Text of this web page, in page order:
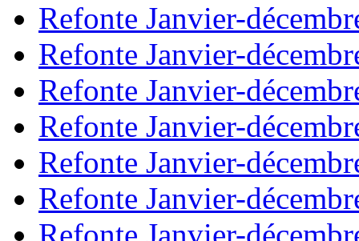
Refonte Janvier-
Refonte Janvier-
Refonte Janvier-
Refonte Janvier-
Refonte Janvier-
Refonte Janvier-